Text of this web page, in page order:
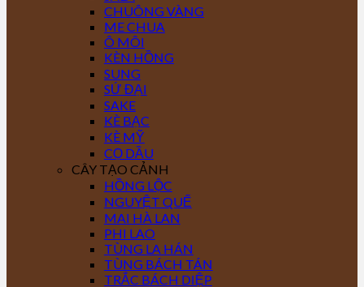
CHUÔNG VÀNG
ME CHUA
Ô MÔI
KÈN HỒNG
SUNG
SỨ ĐẠI
SAKE
KÈ BẠC
KÈ MỸ
CỌ DẦU
CÂY TẠO CẢNH
HỒNG LỘC
NGUYỆT QUẾ
MAI HÀ LAN
PHI LAO
TÙNG LA HÁN
TÙNG BÁCH TÁN
TRẮC BÁCH DIỆP